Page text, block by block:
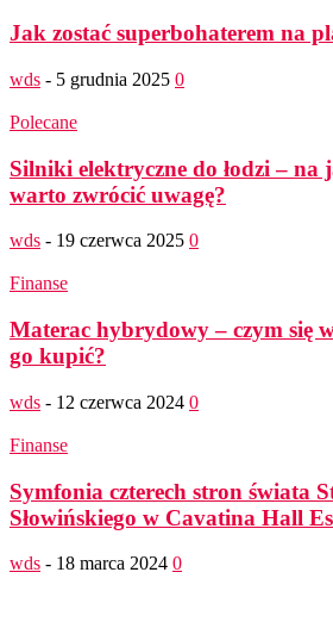
Jak zostać superbohaterem na
wds - 5 grudnia 2025 0
Polecane
Silniki elektryczne do łodzi – na
warto zwrócić uwagę?
wds - 19 czerwca 2025 0
Finanse
Materac hybrydowy – czym się
go kupić?
wds - 12 czerwca 2024 0
Finanse
Symfonia czterech stron świata
Słowińskiego w Cavatina Hall
wds - 18 marca 2024 0